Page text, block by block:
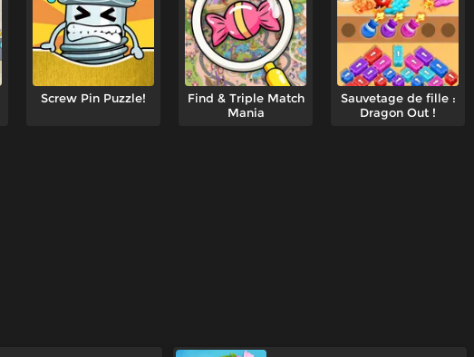
Screw Pin Puzzle!
Find & Triple Match
Mania
Sauvetage de fille :
Dragon Out !